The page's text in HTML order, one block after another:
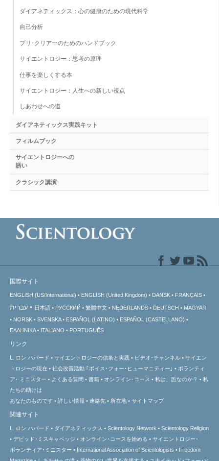
ダイアネティックス：心の健康のための現代科学
自己分析
プリ･クリアーのためのハンドブック
サイエントロジー：思考の原理
仕事を楽しくする本
サイエントロジー：人生への新しい視点
しあわせへの道
ダイアネティックス実践キット
フィルムブック
サイエントロジーへの
誘い
クラシック講演
国際サイト
ENGLISH (US/International) ENGLISH (United Kingdom) DANSK FRANÇAIS
עברית 日本語 РУССКИЙ 繁體中文 NEDERLANDS DEUTSCH
MAGYAR
NORSK
SVENSKA ESPAÑOL (LATINO)
ESPAÑOL (CASTELLANO)
ΕΛΛΗΝΙΚA
ITALIANO PORTUGUÊS
リンク
L. ロン ハバード サイエントロジーの信条と実践 ビデオ･チャンネル
サイエン
トロジーの現在 社会改善活動 ｢ボイス･フォー･ヒューマニティー｣
ボランティ
ア･
ミニスター よくある質問 書籍 オンライン･コース 私は、誰なのか？
私
たちの助けは
あなたのものです
詳しい情報 連絡先 所在地 サイトマップ
関連サイト
L. ロン ハバード ダイアネティックス Scientology Network
Scientology Religion
デビッド･ミスキャベッジ
オンライン･コースを始める
サイエントロジー･
ボランティア･ミニスター
International Association of Scientologists
Freedom